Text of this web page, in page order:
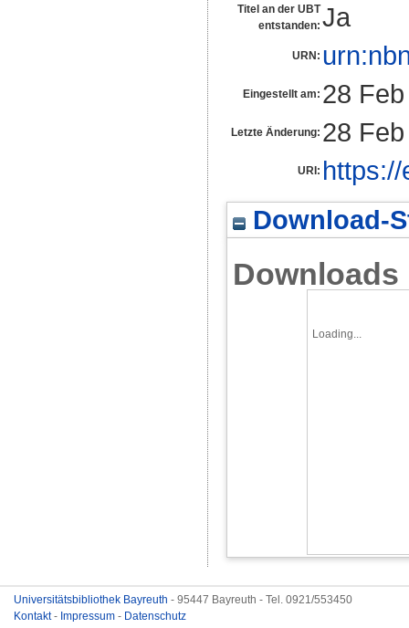
Titel an der UBT
entstanden: Ja
URN:
Eingestellt am: 28
Letzte Änderung: 28
URI:
Download-
Downloads
Loading...
Universitätsbibliothek Bayreuth - 95447 Bayreuth - Tel. 0921/553450
Kontakt- Impressum - Datenschutz